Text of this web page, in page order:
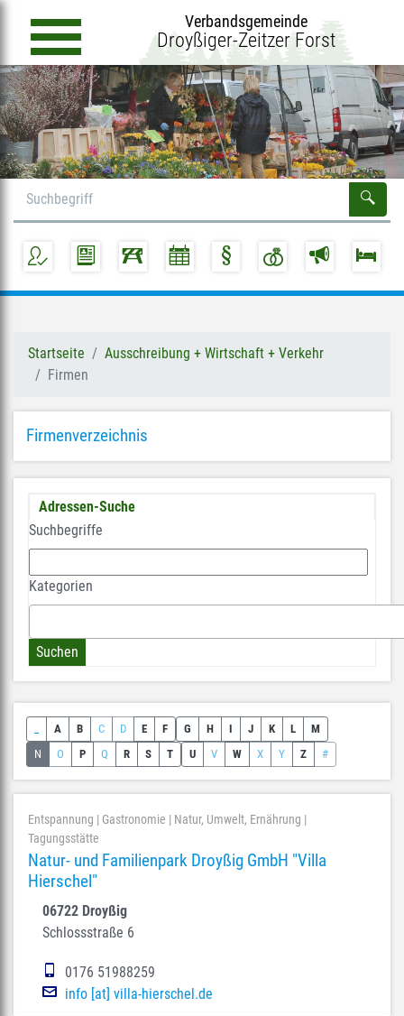
Verbandsgemeinde
Droyßiger-Zeitzer Forst
Startseite
Ausschreibung + Wirtschaft + Verkehr
Firmen
Firmenverzeichnis
Adressen-Suche
Suchbegriffe
Kategorien
A B C D E F G H I J K L
M
N
O P Q R S T U V W X Y Z #
Entspannung | Gastronomie | Natur, Umwelt, Ernährung |
Tagungsstätte
Natur- und Familienpark Droyßig GmbH "Villa
Hierschel"
06722 Droyßig
Schlossstraße 6
0176 51988259
info [at] villa-hierschel.de